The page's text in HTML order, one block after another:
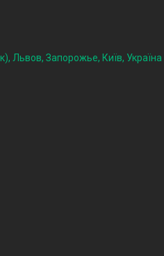
Львов, Запорожье, Київ, Україна